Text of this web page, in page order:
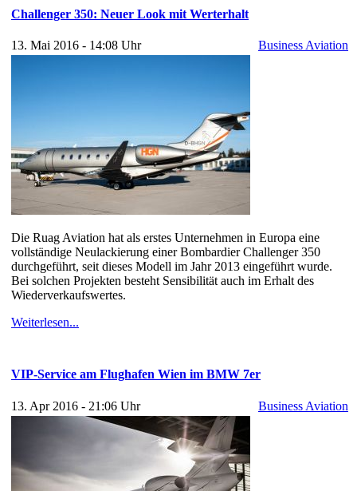
Challenger 350: Neuer Look mit Werterhalt
13. Mai 2016 - 14:08 Uhr Business Aviation
Die Ruag Aviation hat als erstes Unternehmen in Europa eine
vollständige Neulackierung einer Bombardier Challenger 350
durchgeführt, seit dieses Modell im Jahr 2013 eingeführt wurde.
Bei solchen Projekten besteht Sensibilität auch im Erhalt des
Wiederverkaufswertes.
Weiterlesen...
VIP-Service am Flughafen Wien im BMW 7er
13. Apr 2016 - 21:06 Uhr Business Aviation